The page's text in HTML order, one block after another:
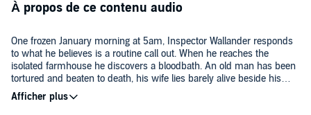
À propos de ce contenu audio
One frozen January morning at 5am, Inspector Wallander responds
to what he believes is a routine call out. When he reaches the
isolated farmhouse he discovers a bloodbath. An old man has been
tortured and beaten to death, his wife lies barely alive beside his
shattered body, both victims of a violence beyond reason.
Wallander's life is a shambles. His wife has left him, his daughter